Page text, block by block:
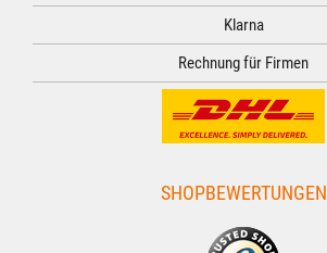
Klarna
Rechnung für Firmen
SHOPBEWERTUNGEN